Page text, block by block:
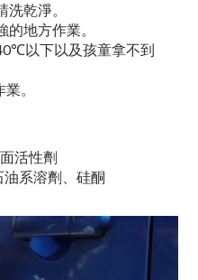
乾淨。
地方作業。
以下以及孩童拿不到
。
活性劑
系溶劑、硅酮